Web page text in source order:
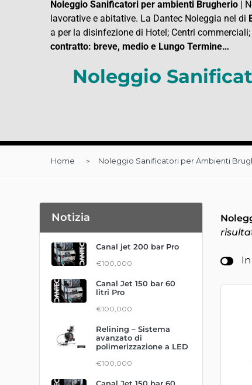
Noleggio Sanificatori per ambienti Brugherio |
lavorative e abitative. La Dantec Noleggia nel di
a per la disinfezione di Hotel; Centri
contratto: breve, medio e Lungo Termine…
Noleggio
Home Noleggio Sanificatori per Ambienti
Notizia
Canal jet 200 bar Pro
€100,000
Canal Jet 150 bar 60
litri Pro
€100,000
Relining – Sistema
avanzato di
polimerizzazione a LED
€100,000